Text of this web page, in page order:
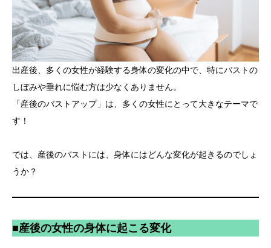
出産後、多くの女性が経験する身体の変化の中で、特にバストの
しぼみや垂れに悩む方は少なくありません。
「産後のバストアップ」は、多くの女性にとって大きなテーマで
す！
では、産後のバストには、身体にはどんな変化が起きるのでしょ
うか？
■産後の女性の身体に起こる変化